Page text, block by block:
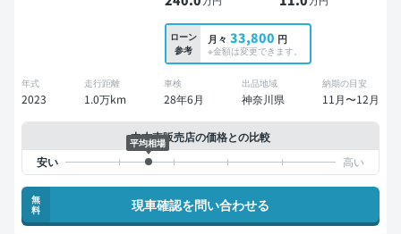
ローン
参考
月々 33,800 円
※金額は変更できます。
年式
2023
走行距離
1.0万km
車検
28年6月
出品地域
神奈川県
納期の目安
11月〜12月
中古車販売店の価格との比較
平均相場
無
料
現車確認を問い合わせる